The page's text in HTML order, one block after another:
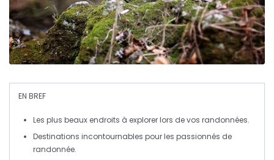
EN BREF
Les plus beaux endroits à explorer lors de vos randonnées.
Destinations incontournables pour les passionnés de
randonnée.